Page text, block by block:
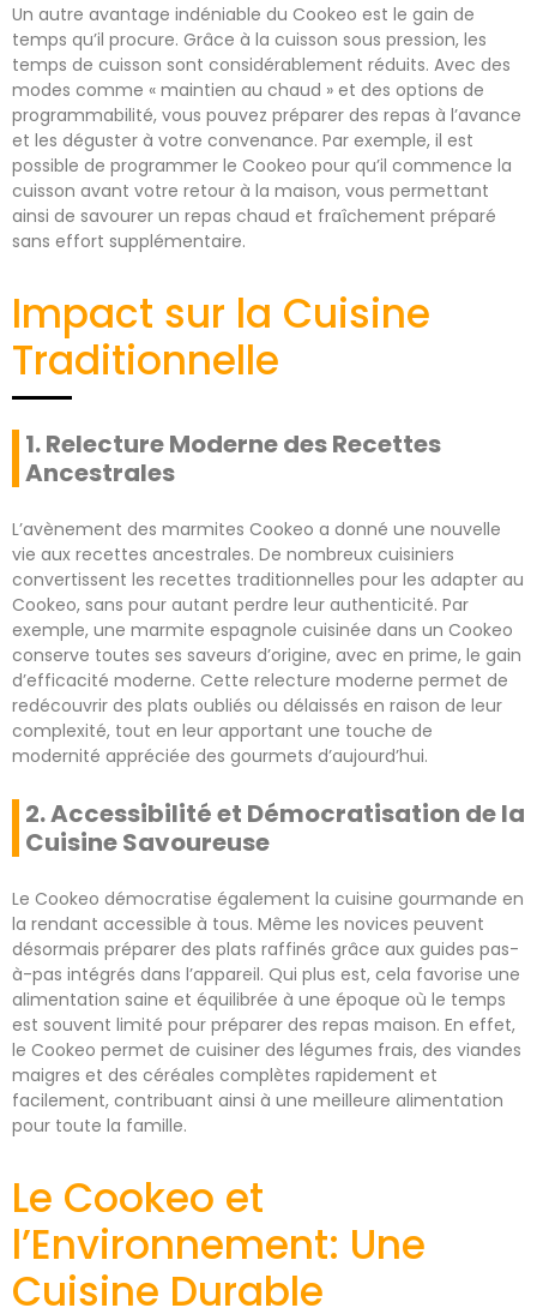
Un autre avantage indéniable du Cookeo est le gain de
temps qu’il procure. Grâce à la cuisson sous pression, les
temps de cuisson sont considérablement réduits. Avec des
modes comme « maintien au chaud » et des options de
programmabilité, vous pouvez préparer des repas à l’avance
et les déguster à votre convenance. Par exemple, il est
possible de programmer le Cookeo pour qu’il commence la
cuisson avant votre retour à la maison, vous permettant
ainsi de savourer un repas chaud et fraîchement préparé
sans effort supplémentaire.
Impact sur la Cuisine
Traditionnelle
1. Relecture Moderne des Recettes
Ancestrales
L’avènement des marmites Cookeo a donné une nouvelle
vie aux recettes ancestrales. De nombreux cuisiniers
convertissent les recettes traditionnelles pour les adapter au
Cookeo, sans pour autant perdre leur authenticité. Par
exemple, une marmite espagnole cuisinée dans un Cookeo
conserve toutes ses saveurs d’origine, avec en prime, le gain
d’efficacité moderne. Cette relecture moderne permet de
redécouvrir des plats oubliés ou délaissés en raison de leur
complexité, tout en leur apportant une touche de
modernité appréciée des gourmets d’aujourd’hui.
2. Accessibilité et Démocratisation de la
Cuisine Savoureuse
Le Cookeo démocratise également la cuisine gourmande en
la rendant accessible à tous. Même les novices peuvent
désormais préparer des plats raffinés grâce aux guides pas-
à-pas intégrés dans l’appareil. Qui plus est, cela favorise une
alimentation saine et équilibrée à une époque où le temps
est souvent limité pour préparer des repas maison. En effet,
le Cookeo permet de cuisiner des légumes frais, des viandes
maigres et des céréales complètes rapidement et
facilement, contribuant ainsi à une meilleure alimentation
pour toute la famille.
Le Cookeo et
l’Environnement: Une
Cuisine Durable